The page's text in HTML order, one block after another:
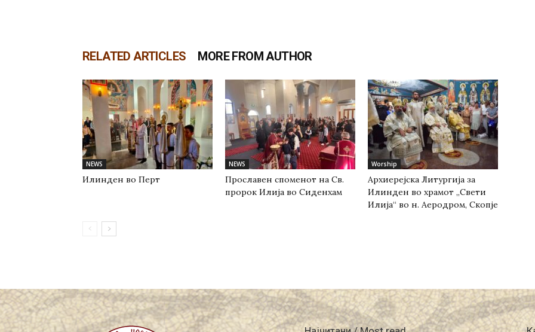
RELATED ARTICLES MORE FROM AUTHOR
NEWS
Илинден во Перт
NEWS
Прославен споменот на Св.
пророк Илија во Сиденхам
Worship
Архиерејска Литургија за
Илинден во храмот „Свети
Илија“ во н. Аеродром, Скопје